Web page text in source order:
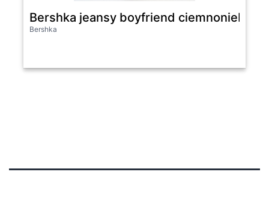
Bershka jeansy boyfriend
Bershka